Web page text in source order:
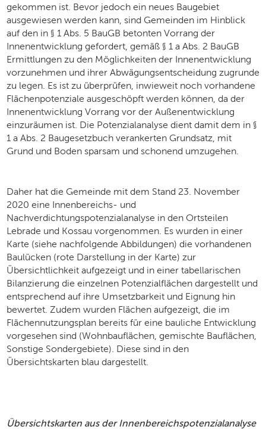
gekommen ist. Bevor jedoch ein neues Baugebiet
ausgewiesen werden kann, sind Gemeinden im Hinblick
auf den in § 1 Abs. 5 BauGB betonten Vorrang der
Innenentwicklung gefordert, gemäß § 1 a Abs. 2 BauGB
Ermittlungen zu den Möglichkeiten der Innenentwicklung
vorzunehmen und ihrer Abwägungsentscheidung zugrunde
zu legen. Es ist zu überprüfen, inwieweit noch vorhandene
Flächenpotenziale ausgeschöpft werden können, da der
Innenentwicklung Vorrang vor der Außenentwicklung
einzuräumen ist. Die Potenzialanalyse dient damit dem in §
1 a Abs. 2 Baugesetzbuch verankerten Grundsatz, mit
Grund und Boden sparsam und schonend umzugehen.
Daher hat die Gemeinde mit dem Stand 23. November
2020 eine Innenbereichs- und
Nachverdichtungspotenzialanalyse in den Ortsteilen
Lebrade und Kossau vorgenommen. Es wurden in einer
Karte (siehe nachfolgende Abbildungen) die vorhandenen
Baulücken (rote Darstellung in der Karte) zur
Übersichtlichkeit aufgezeigt und in einer tabellarischen
Bilanzierung die einzelnen Potenzialflächen dargestellt und
entsprechend auf ihre Umsetzbarkeit und Eignung hin
bewertet. Zudem wurden Flächen aufgezeigt, die im
Flächennutzungsplan bereits für eine bauliche Entwicklung
vorgesehen sind (Wohnbauflächen, gemischte Bauflächen,
Sonstige Sondergebiete). Diese sind in den
Übersichtskarten blau dargestellt.
Übersichtskarten aus der Innenbereichspotenzialanalyse